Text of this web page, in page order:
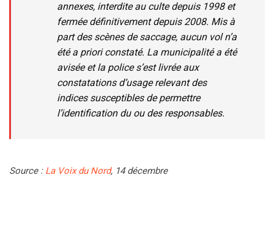
annexes, interdite au culte depuis 1998 et
fermée définitivement depuis 2008. Mis à
part des scènes de saccage, aucun vol n’a
été a priori constaté. La municipalité a été
avisée et la police s’est livrée aux
constatations d’usage relevant des
indices susceptibles de permettre
l’identification du ou des responsables.
Source : La Voix du Nord, 14 décembre